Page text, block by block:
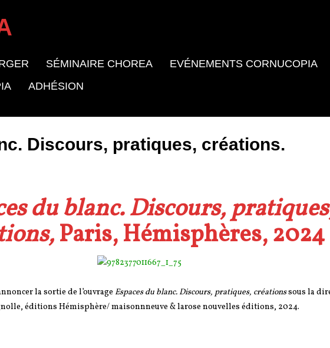
SÉMINAIRE CHOREA EVÉNEMENTS CORNUCOPIA
ADHÉSION
Discours, pratiques, créations.
du blanc. Discours,
Paris, Hémisphères, 2024
la sortie de l’ouvrage Espaces du blanc. Discours, pratiques, créationssous la
éditions Hémisphère/ maisonnneuve & larose nouvelles éditions, 2024.